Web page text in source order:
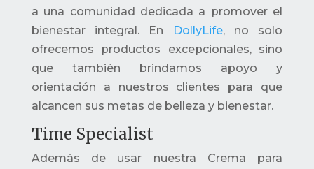
a una comunidad dedicada a promover el
bienestar integral. En
DollyLife, no solo
ofrecemos productos excepcionales, sino
que también brindamos apoyo y
orientación a nuestros clientes para que
alcancen sus metas de belleza y bienestar.
Time Specialist
Además de usar nuestra Crema para